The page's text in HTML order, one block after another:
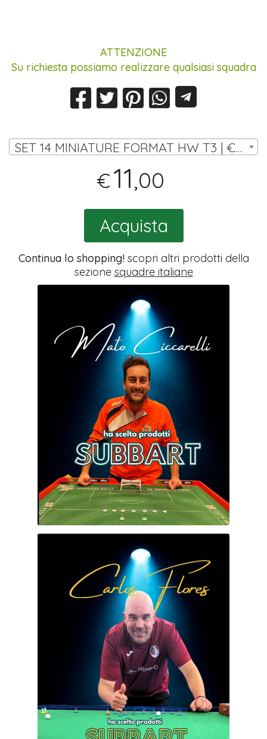
ATTENZIONE
Su richiesta possiamo realizzare qualsiasi squadra
SET 14 MINIATURE FORMAT HW T3 | € 11,00
€11,00
Acquista
Continua lo shopping!scopri altri prodotti della
sezione squadre italiane